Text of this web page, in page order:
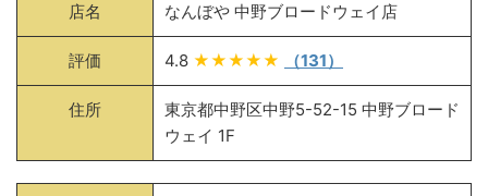
店名 なんぼや 中野ブロードウェイ店
評価 4.8 ★★★★★ （131）
住所
東京都中野区中野5-52-15 中野ブロード
ウェイ 1F